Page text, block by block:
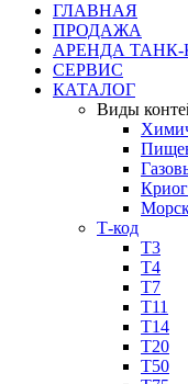
ГЛАВНАЯ
ПРОДАЖА
АРЕНДА
СЕРВИС
КАТАЛОГ
Виды
Т-код
Т3
Т4
Т7
Т11​
Т14
Т20
Т50